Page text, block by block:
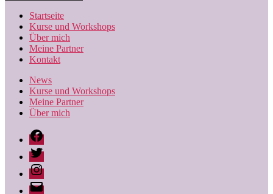
Startseite
Kurse und Workshops
Über mich
Meine Partner
Kontakt
News
Kurse und Workshops
Meine Partner
Über mich
Facebook
Twitter
Instagram
Ingrid